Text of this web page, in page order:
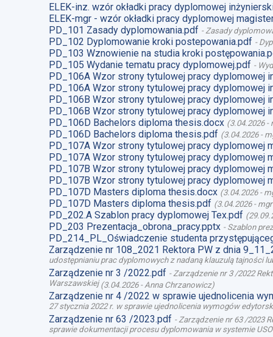
ELEK-inz. wzór okładki pracy dyplomowej
ELEK-mgr - wzór okładki pracy dyplomowej
PD_101 Zasady dyplomowania.pdf - Zasady
PD_102 Dyplomowanie kroki postepowania.pdf -
PD_103 Wznowienie na studia kroki
PD_105 Wydanie tematu pracy dyplomowej.pdf -
PD_106A Wzor strony tytulowej pracy dyplomowej
PD_106A Wzor strony tytulowej pracy dyplomowej
PD_106B Wzor strony tytulowej pracy dyplomowej
PD_106B Wzor strony tytulowej pracy dyplomowej
PD_106D Bachelors diploma thesis.docx (3.04.2026-
PD_106D Bachelors diploma thesis.pdf (3.04.2026-
PD_107A Wzor strony tytulowej pracy dyplomowej
PD_107A Wzor strony tytulowej pracy dyplomowej
PD_107B Wzor strony tytulowej pracy dyplomowej
PD_107B Wzor strony tytulowej pracy dyplomowej
PD_107D Masters diploma thesis.docx (3.04.2026-
PD_107D Masters diploma thesis.pdf (3.04.2026-
PD_202.A Szablon pracy dyplomowej Tex.pdf (
PD_203 Prezentacja_obrona_pracy.pptx - Szablon
PD_214_PL_Oświadczenie studenta
Zarządzenie nr 108_2021 Rektora PW z dnia
udostępnianiu prac dyplomowych z nadaną klauzulą tajności
Zarządzenie nr 3 /2022.pdf - Zarządzenie nr 3 /2022
Warszawskiej(3.04.2026- Anna Chrzanowicz)
Zarządzenie nr 4 /2022 w sprawie ujednolicenia
27 stycznia 2022 r. w sprawie ujednolicenia wymogów
Zarządzenie nr 63 /2023.pdf - Zarządzenie nr 63 /2023
sprawie dokumentacji procesu dyplomowania w systemie